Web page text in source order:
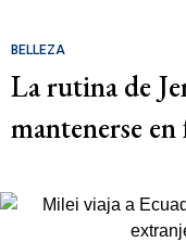
BELLEZA
La rutina de
mantenerse